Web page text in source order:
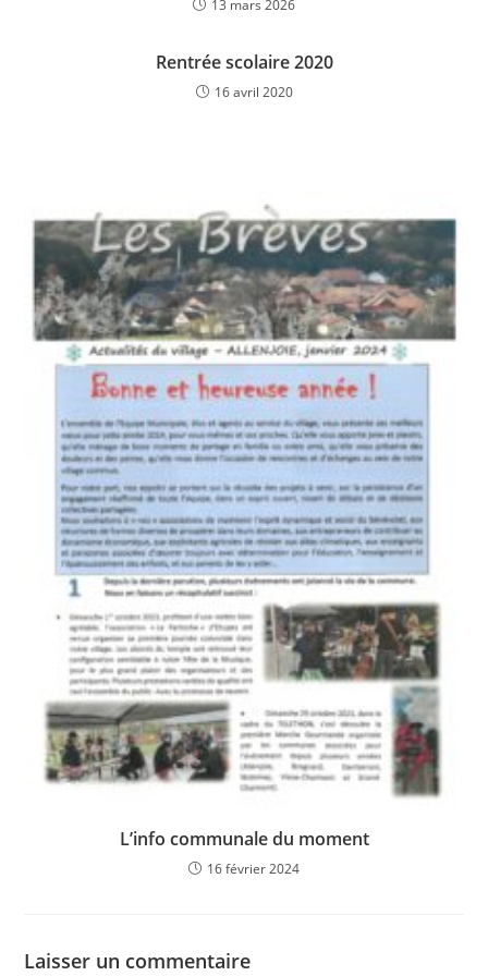
13 mars 2026
Rentrée scolaire 2020
16 avril 2020
L’info communale du moment
16 février 2024
Laisser un commentaire